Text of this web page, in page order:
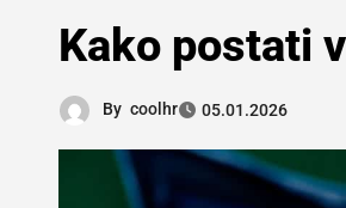
Kako postati
By coolhr 05.01.2026